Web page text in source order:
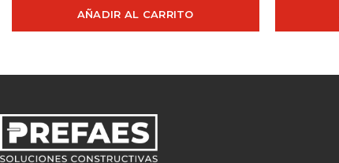
AÑADIR AL CARRITO